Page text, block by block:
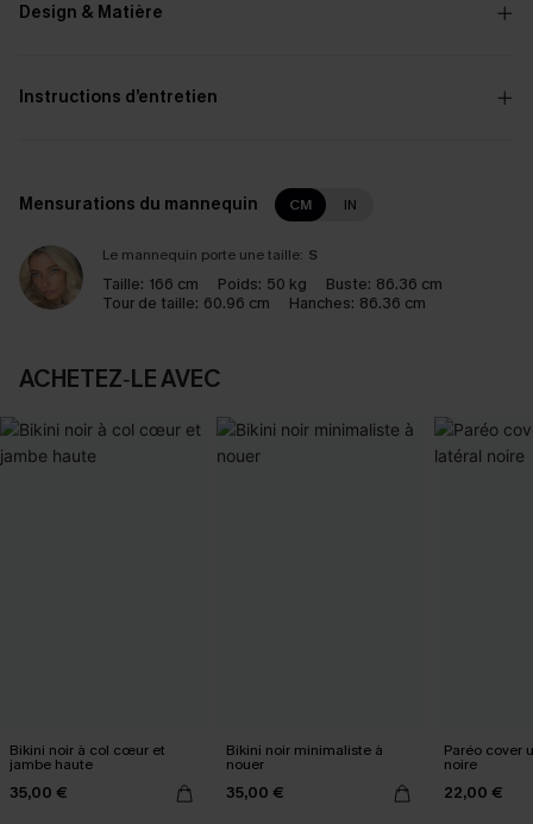
Design & Matière
Instructions d’entretien
Mensurations du mannequin CM IN
Le mannequin porte une taille: S
Taille: 166 cm Poids: 50 kg Buste: 86.36 cm
Tour de taille: 60.96 cm Hanches: 86.36 cm
ACHETEZ‑LE AVEC
Bikini noir à col cœur et
jambe haute
35,00 €
Bikini noir minimaliste à
nouer
35,00 €
Paréo cover
noire
22,00 €